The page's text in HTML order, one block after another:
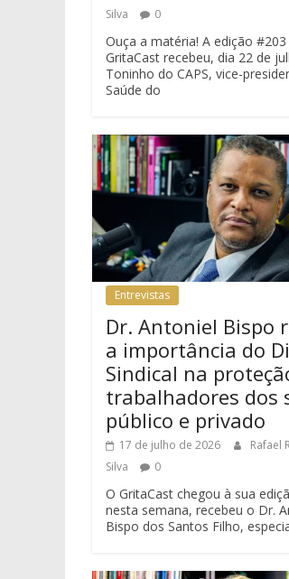
Silva
0
Ouça a matéria! A edição
GritaCast recebeu, dia 22 de
Toninho do CAPS, vice-
Saúde do
Entrevistas
Dr. Antoniel Bispo
a importância do
Sindical na
trabalhadores dos
público e privado
17 de julho de 2026
Rafael
Silva
0
O GritaCast chegou à sua
nesta semana, recebeu o Dr.
Bispo dos Santos Filho,